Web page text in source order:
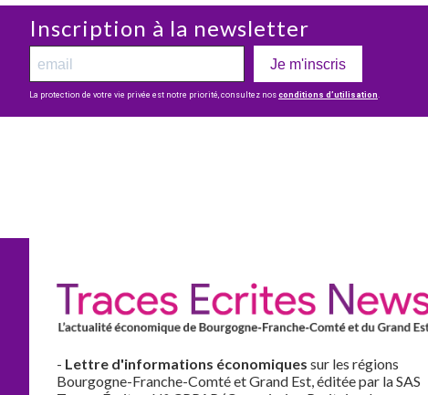
Inscription à la newsletter
Je m'inscris
La protection de votre vie privée est notre priorité, consultez nos conditions d’utilisation.
- Lettre d'informations économiques sur les régions
Bourgogne-Franche-Comté et Grand Est, éditée par la SAS